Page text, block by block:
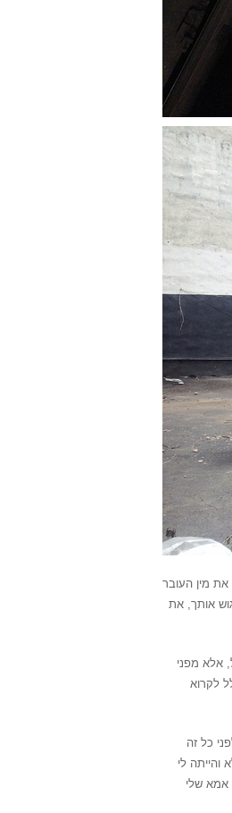
את מין העובר
אותך, את
אלא מפני
לקרוא
כל זה
והייתה לי
אמא שלי